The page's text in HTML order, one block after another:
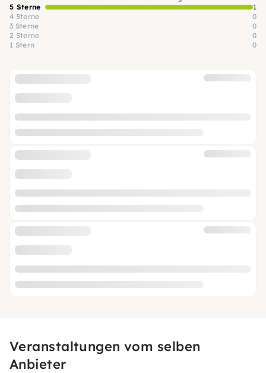
5 Sterne
1
4 Sterne
0
3 Sterne
0
2 Sterne
0
1 Stern
0
Veranstaltungen vom selben
Anbieter